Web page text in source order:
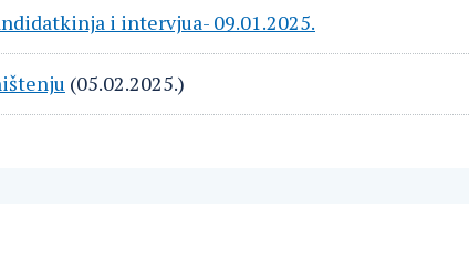
i intervjua- 09.01.2025.
(05.02.2025.)